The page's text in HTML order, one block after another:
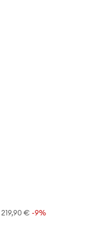
219,90 € -9%